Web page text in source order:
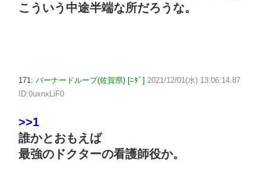
こういう中途半端な所だろうな。
171: バーナードループ(佐賀県) [ﾆﾀﾞ] 2021/12/01(水) 13:06:14.87
ID:0uxnxLiF0
>>1
誰かとおもえば
最強のドクターの看護師役か。